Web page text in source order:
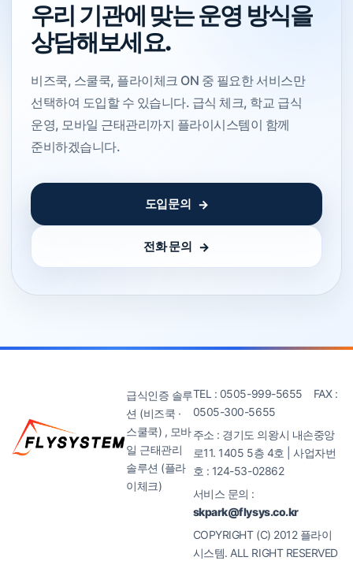
우리 기관에 맞는 운영 방식을
상담해보세요.
비즈쿡, 스쿨쿡, 플라이체크 ON 중 필요한 서비스만
선택하여 도입할 수 있습니다. 급식 체크, 학교 급식
운영, 모바일 근태관리까지 플라이시스템이 함께
준비하겠습니다.
도입문의
전화 문의
급식인증 솔루
션 (비즈쿡 ·
스쿨쿡) , 모바
일 근태관리
솔루션 (플라
이체크)
TEL : 0505-999-5655 FAX :
0505-300-5655
주소 : 경기도 의왕시 내손중앙
로11. 1405 5층 4호 | 사업자번
호 : 124-53-02862
서비스 문의 :
skpark@flysys.co.kr
COPYRIGHT (C) 2012 플라이
시스템. ALL RIGHT RESERVED